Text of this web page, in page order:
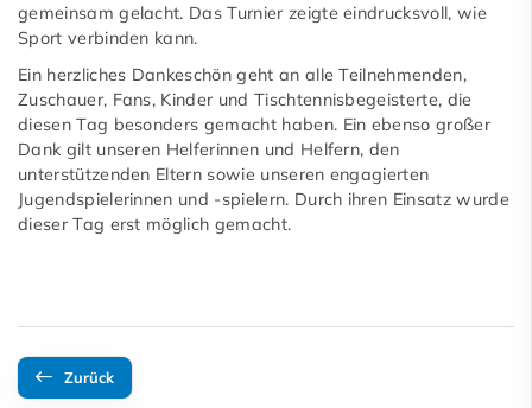
gemeinsam gelacht. Das Turnier zeigte eindrucksvoll, wie
Sport verbinden kann.
Ein herzliches Dankeschön geht an alle Teilnehmenden,
Zuschauer, Fans, Kinder und Tischtennisbegeisterte, die
diesen Tag besonders gemacht haben. Ein ebenso großer
Dank gilt unseren Helferinnen und Helfern, den
unterstützenden Eltern sowie unseren engagierten
Jugendspielerinnen und -spielern. Durch ihren Einsatz wurde
dieser Tag erst möglich gemacht.
Zurück